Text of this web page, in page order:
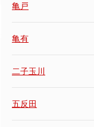
亀戸
亀有
二子玉川
五反田